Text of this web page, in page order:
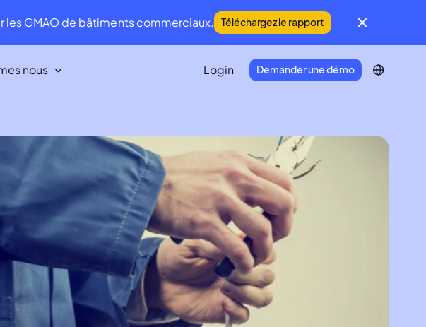
les GMAO de bâtiments commerciaux. Téléchargez le rapport
nous Login Demander une démo
sur
IFM Community
Une communauté mondiale du FM et de
la Maintenance
Developer Portal
Connectez votre écosystème
technologique à Infraspeak.